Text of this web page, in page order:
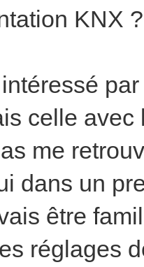
KNX ?
celle
me
dans un
être
réglages